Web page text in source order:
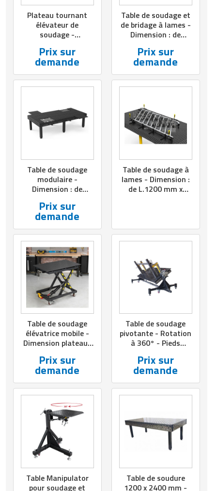
Plateau tournant
élévateur de
soudage -
mm x l.750 mm -
Quadrillage : 50x50
mm - Charge : 300
kg
Prix sur
demande
Table de soudage et
de bridage à lames -
Dimension : de
mm à L.2 550 mm x
l.1250 mm - Pieds
standards ou
réglables - Avec ou
Prix sur
demande
Table de soudage
modulaire -
Dimension : de
mm à L.3000 mm x
l.1500 mm - Charge :
10 T
Prix sur
demande
Table de soudage à
lames - Dimension :
de L.1200 mm x
Table de soudage
élévatrice mobile -
Dimension plateau :
mm - Hauteur : de
525 mm à 925 mm -
Charge : 500 kg
Prix sur
demande
Table de soudage
pivotante - Rotation
à 360° - Pieds
1100 kg
Prix sur
demande
Table Manipulator
pour soudage et
Table de soudure
1200 x 2400 mm -